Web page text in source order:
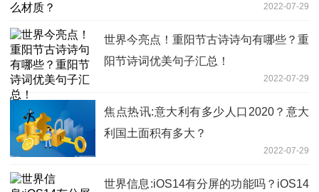
2022-07-29
世界今亮点！重阳节古诗诗句有哪些？重
阳节诗词优美句子汇总！
2022-07-29
焦点热讯:意大利有多少人口2020？意大
利国土面积有多大？
2022-07-29
世界信息:iOS14有分屏的功能吗？iOS14